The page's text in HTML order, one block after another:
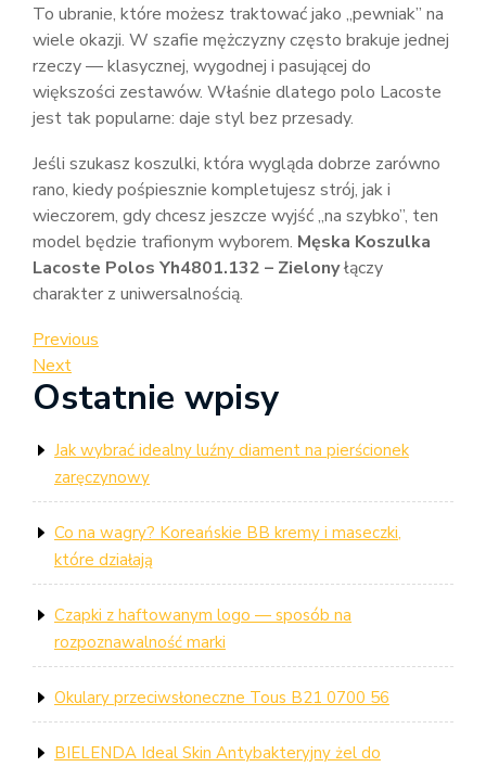
To ubranie, które możesz traktować jako „pewniak” na
wiele okazji. W szafie mężczyzny często brakuje jednej
rzeczy — klasycznej, wygodnej i pasującej do
większości zestawów. Właśnie dlatego polo Lacoste
jest tak popularne: daje styl bez przesady.
Jeśli szukasz koszulki, która wygląda dobrze zarówno
rano, kiedy pośpiesznie kompletujesz strój, jak i
wieczorem, gdy chcesz jeszcze wyjść „na szybko”, ten
model będzie trafionym wyborem. Męska Koszulka
Lacoste Polos Yh4801.132 – Zielonyłączy
charakter z uniwersalnością.
Nawigacja
wpisu
Previous
Post
Previous
Next
Post
Next
Ostatnie wpisy
Jak wybrać idealny luźny diament na pierścionek
zaręczynowy
Co na wagry? Koreańskie BB kremy i maseczki,
które działają
Czapki z haftowanym logo — sposób na
rozpoznawalność marki
Okulary przeciwsłoneczne Tous B21 0700 56
BIELENDA Ideal Skin Antybakteryjny żel do